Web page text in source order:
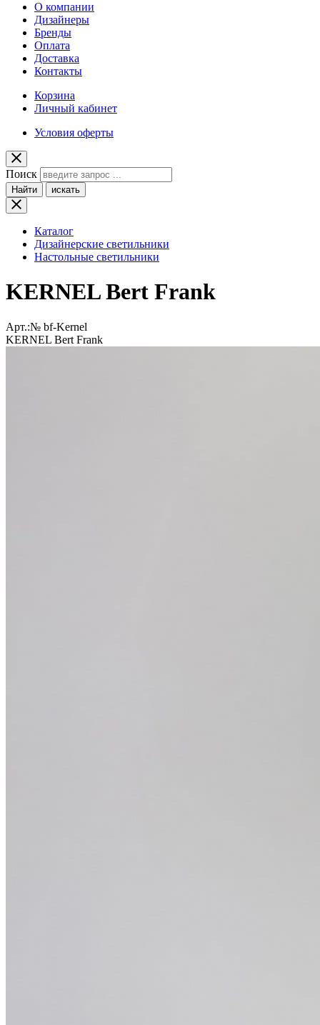
О компании
Дизайнеры
Бренды
Оплата
Доставка
Контакты
Корзина
Личный кабинет
Условия оферты
Поиск
Найти искать
Каталог
Дизайнерские светильники
Настольные светильники
KERNEL Bert Frank
Арт.:№ bf-Kernel
KERNEL Bert Frank